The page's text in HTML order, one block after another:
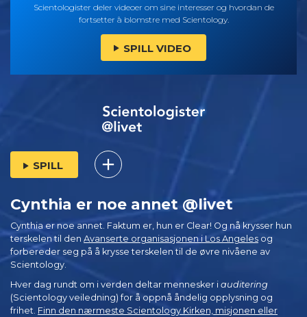
Scientologister deler videoer om sine interesser og hvordan de
fortsetter å blomstre med Scientology.
SPILL VIDEO
SPILL
Cynthia er noe annet @livet
Cynthia er noe annet. Faktum er, hun er Clear! Og nå krysser hun
terskelen til den Avanserte organisasjonen i Los Angeles og
forbereder seg på å krysse terskelen til de øvre nivåene av
Scientology.
Hver dag rundt om i verden deltar mennesker i auditering
(Scientology veiledning) for å oppnå åndelig opplysning og
frihet. Finn den nærmeste Scientology Kirken, misjonen eller